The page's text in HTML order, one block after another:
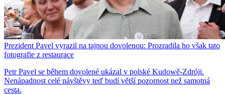
Prezident Pavel vyrazil na tajnou dovolenou: Prozradila ho však tato
fotografie z restaurace
Petr Pavel se během dovolené ukázal v polské Kudowě-Zdróji.
Nenápadnost celé návštěvy teď budí větší pozornost než samotná
cesta.